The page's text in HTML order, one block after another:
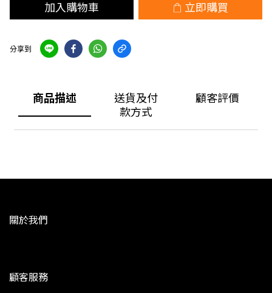
加入購物車 立即購買
分享到
商品描述
送貨及付
款方式
顧客評價
關於我們
顧客服務